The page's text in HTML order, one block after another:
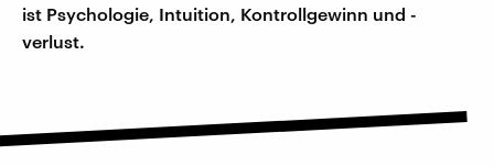
ist Psychologie, Intuition, Kontrollgewinn und -
verlust.